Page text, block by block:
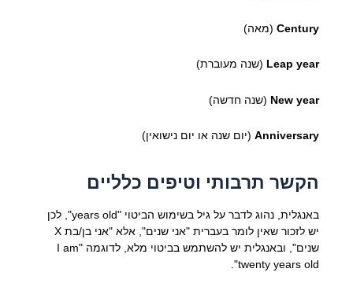
Century(מאה)
Leap year (שנה מעוברת)
New year (שנה חדשה)
Anniversary(יום שנה או יום נישואין)
הקשר תרבותי וטיפים כלליים
באנגלית, נהוג לדבר על גיל בשימוש הביטוי "years old", לכן
יש לזכור שאין לומר בעברית "אני שנים", אלא "אני בן/בת X
שנים", ובאנגלית יש להשתמש בביטוי מלא, לדוגמה "I am
twenty years old".